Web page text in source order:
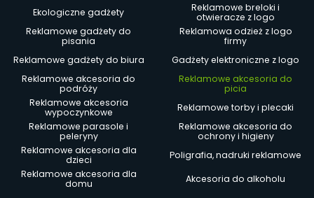
Ekologiczne gadżety
Reklamowe breloki i
otwieracze z logo
Reklamowe gadżety do
pisania
Reklamowa odzież z logo
firmy
Reklamowe gadżety do biura
Gadżety elektroniczne z logo
Reklamowe akcesoria do
podróży
Reklamowe akcesoria do
picia
Reklamowe akcesoria
wypoczynkowe
Reklamowe torby i plecaki
Reklamowe parasole i
peleryny
Reklamowe akcesoria do
ochrony i higieny
Reklamowe akcesoria dla
dzieci
Poligrafia, nadruki reklamowe
Reklamowe akcesoria dla
domu
Akcesoria do alkoholu